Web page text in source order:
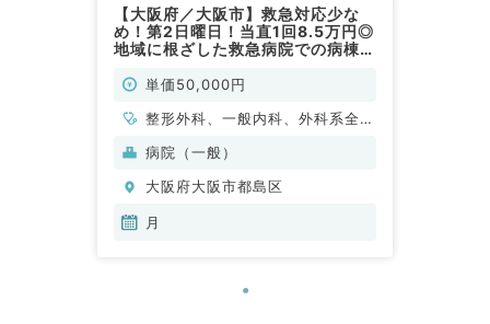
【大阪府／大阪市】救急対応少な
め！第2日曜日！当直1回8.5万円◎
地域に根ざした救急病院での病棟管
外科／非常勤）
単価50,000円
整形外科、一般内科、外科系全
般、一般外科
病院（一般）
大阪府大阪市都島区
月